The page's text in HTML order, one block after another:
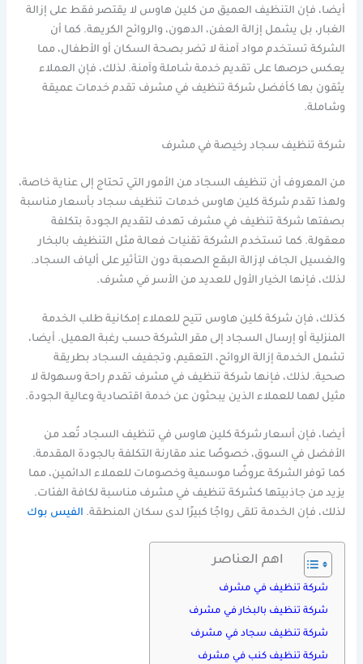
أيضا، فإن التنظيف العميق من كلين هاوس لا يقتصر فقط على إزالة
الغبار، بل يشمل إزالة العفن، الدهون، والروائح الكريهة. كما أن
الشركة تستخدم مواد آمنة لا تضر بصحة السكان أو الأطفال، مما
يعكس حرصها على تقديم خدمة شاملة وآمنة. لذلك، فإن العملاء
يثقون بها كأفضل شركة تنظيف في مشرف تقدم خدمات عميقة
وشاملة.
شركة تنظيف سجاد رخيصة في مشرف
من المعروف أن تنظيف السجاد من الأمور التي تحتاج إلى عناية خاصة،
ولهذا تقدم شركة كلين هاوس خدمات تنظيف سجاد بأسعار مناسبة
بصفتها شركة تنظيف في مشرف تهدف لتقديم الجودة بتكلفة
معقولة. كما تستخدم الشركة تقنيات فعالة مثل التنظيف بالبخار
والغسيل الجاف لإزالة البقع الصعبة دون التأثير على ألياف السجاد.
لذلك، فإنها الخيار الأول للعديد من الأسر في مشرف.
كذلك، فإن شركة كلين هاوس تتيح للعملاء إمكانية طلب الخدمة
المنزلية أو إرسال السجاد إلى مقر الشركة حسب رغبة العميل. أيضا،
تشمل الخدمة إزالة الروائح، التعقيم، وتجفيف السجاد بطريقة
صحية. لذلك، فإنها شركة تنظيف في مشرف تقدم راحة وسهولة لا
مثيل لهما للعملاء الذين يبحثون عن خدمة اقتصادية وعالية الجودة.
أيضا، فإن أسعار شركة كلين هاوس في تنظيف السجاد تُعد من
الأفضل في السوق، خصوصًا عند مقارنة التكلفة بالجودة المقدمة.
كما توفر الشركة عروضًا موسمية وخصومات للعملاء الدائمين، مما
يزيد من جاذبيتها كشركة تنظيف في مشرف مناسبة لكافة الفئات.
لذلك، فإن الخدمة تلقى رواجًا كبيرًا لدى سكان المنطقة. الفيس بوك
اهم العناصر
شركة تنظيف في مشرف
شركة تنظيف بالبخار في مشرف
شركة تنظيف سجاد في مشرف
شركة تنظيف كنب في مشرف